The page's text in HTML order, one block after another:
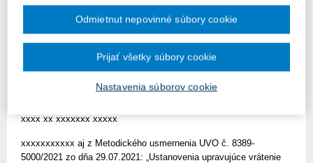
xx xxxxxxxxx xxxxxxxxxxxxxx xxxxxxxxx xx x xxx xx
znenia § 46 ods. 7 zákona a teda, keďže lehota na námietky
xxxxxxxxx xx xx xxxxxxxxx xxxxxx xxxxx xxxxxxxxx xxxxxx
xxxx xx xxxxxxx xxxxx
xxxxxxxxxxx aj z Metodického usmernenia UVO č. 8389-
5000/2021 zo dňa 29.07.2021: „Ustanovenia upravujúce vrátenie
Nastavenia súborov cookie
Odmietnut nepovinné súbory cookie
Prijať všetky súbory cookie